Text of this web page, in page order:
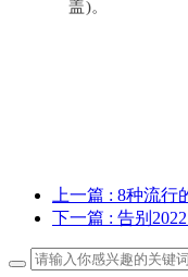
盖)。
上一篇 : 8种流行
下一篇 : 告别